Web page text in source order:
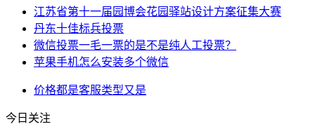
江苏省第十一届园博会花园驿站设计方案征集大赛
丹东十佳标兵投票
微信投票一毛一票的是不是纯人工投票？
苹果手机怎么安装多个微信
价格都是客服类型又是
今日关注